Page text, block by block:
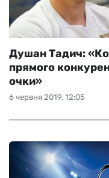
6 червня 2019, 12:05
Душан Тадич:
прямого
очки»